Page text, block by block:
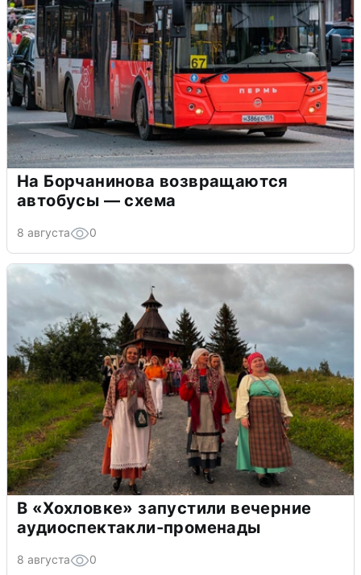
На Борчанинова возвращаются
автобусы — схема
8 августа 0
В «Хохловке» запустили вечерние
аудиоспектакли-променады
8 августа 0